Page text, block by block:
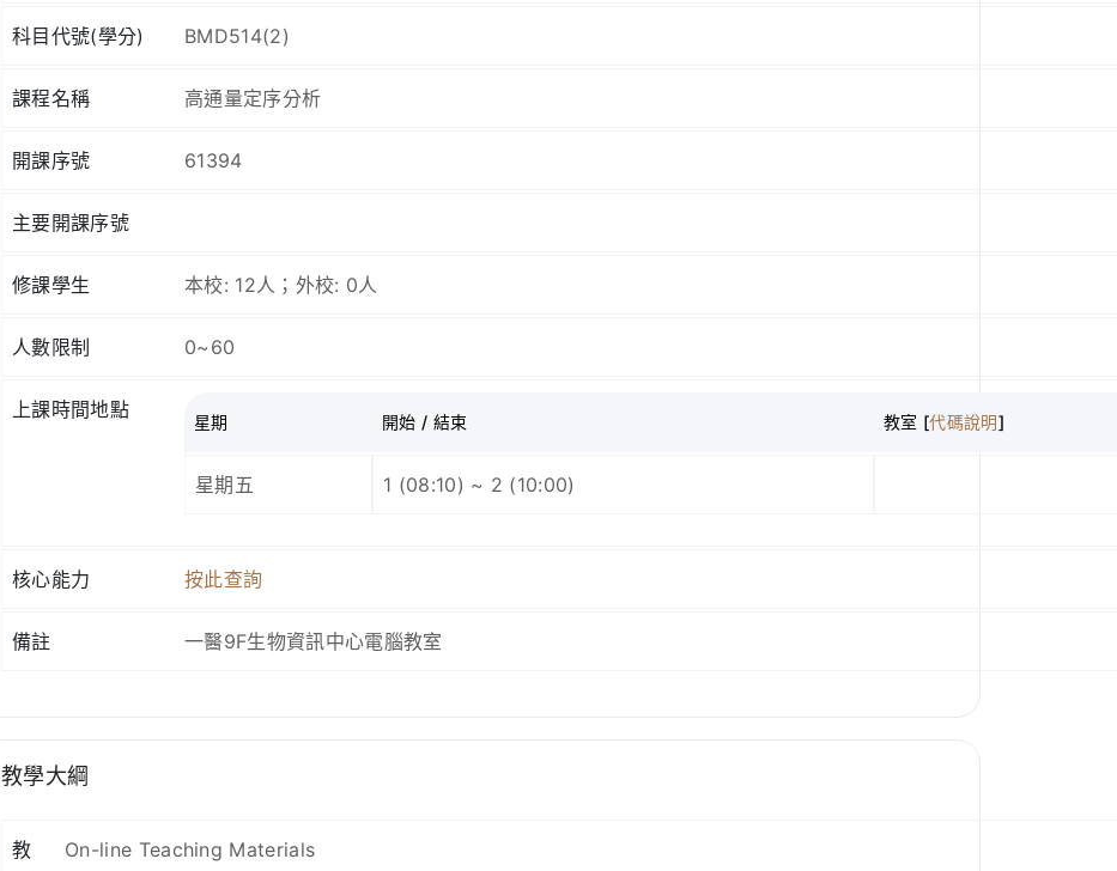
科目代號(學分) BMD514(2)
課程名稱 高通量定序分析
開課序號 61394
主要開課序號
修課學生 本校: 12人；外校: 0人
人數限制 0~60
上課時間地點
星期 開始 / 結束 教室 [代碼說明]
星期五 1 (08:10) ~ 2 (10:00)
核心能力 按此查詢
備註 一醫9F生物資訊中心電腦教室
教學大綱
教
On-line Teaching Materials